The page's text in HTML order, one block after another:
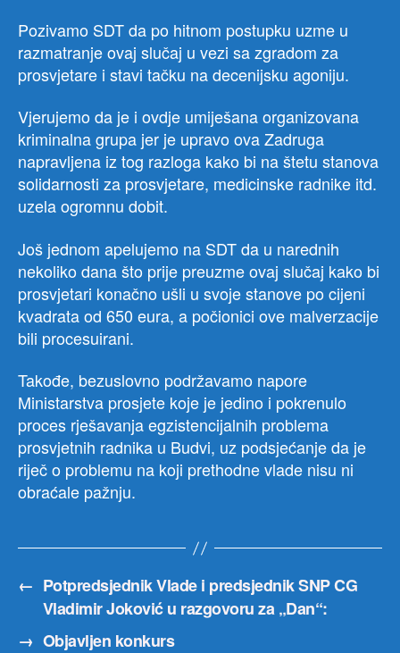
Pozivamo SDT da po hitnom postupku uzme u
razmatranje ovaj slučaj u vezi sa zgradom za
prosvjetare i stavi tačku na decenijsku agoniju.
Vjerujemo da je i ovdje umiješana organizovana
kriminalna grupa jer je upravo ova Zadruga
napravljena iz tog razloga kako bi na štetu stanova
solidarnosti za prosvjetare, medicinske radnike itd.
uzela ogromnu dobit.
Još jednom apelujemo na SDT da u narednih
nekoliko dana što prije preuzme ovaj slučaj kako bi
prosvjetari konačno ušli u svoje stanove po cijeni
kvadrata od 650 eura, a počionici ove malverzacije
bili procesuirani.
Takođe, bezuslovno podržavamo napore
Ministarstva prosjete koje je jedino i pokrenulo
proces rješavanja egzistencijalnih problema
prosvjetnih radnika u Budvi, uz podsjećanje da je
riječ o problemu na koji prethodne vlade nisu ni
obraćale pažnju.
← Potpredsjednik Vlade i predsjednik SNP CG
Vladimir Joković u razgovoru za „Dan“:
→ Objavljen konkurs